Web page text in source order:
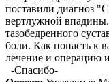
поставили диагноз
вертлужной
тазобедренного
боли. Как попасть к
лечение и операцию
-Спасибо-